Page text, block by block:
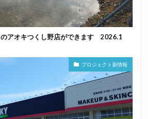
アオキつくし野店ができます 2026.1
プロジェクト新情報